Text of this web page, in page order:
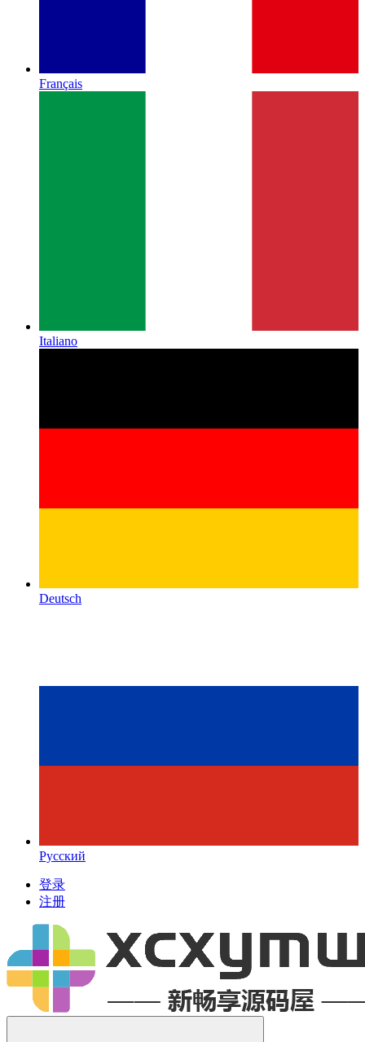
Français
Italiano
Deutsch
Русский
登录
注册